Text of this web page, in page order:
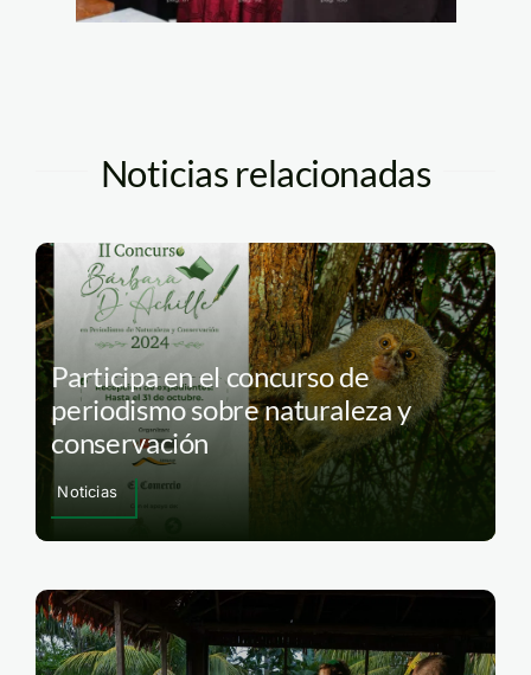
Noticias relacionadas
Participa en el concurso de
periodismo sobre naturaleza y
conservación
Noticias